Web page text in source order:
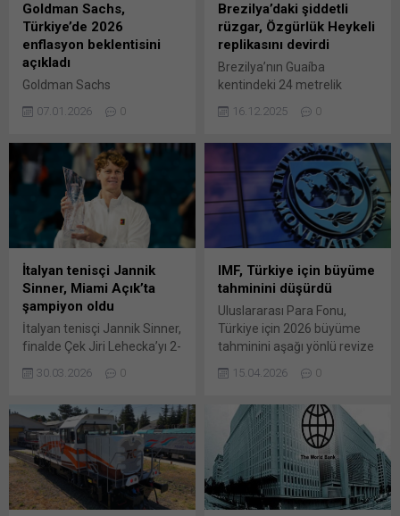
Goldman Sachs,
Türkiye’de 2026
enflasyon beklentisini
açıkladı
Goldman Sachs
ekonomistleri, Türkiye’de
manşet enflasyona ilişkin
açıklarken, çekirdek
enflasyon için konuşmanın
erken olduğuna da işaret
edildi. Goldman
ekonomistleri Clemens
Grafe ve Başak Edizgil’in
kaleme aldığı raporda, “Tüm
çekirdek enflasyon
göstergelerimiz,
temmuzdan beri ilk kez
aralık ayında kayda değer
şekilde zayıfladı” ifadelerini
kullandı. Ekonomistler,
07.01.2026 0
Brezilya’daki şiddetli
rüzgar, Özgürlük Heykeli
replikasını devirdi
Brezilya’nın Guaíba
kentindeki 24 metrelik
Özgürlük Heykeli replikası,
şiddetli rüzgârın etkisiyle
olayda can kaybı ya da
yaralanma yaşanmadı.
Brezilya’nın Rio Grande do
Sul eyaletine bağlı Guaíba
kentinde bulunan Özgürlük
Heykeli replikası, şiddetli
rüzgâr nedeniyle devrildi.
TASS’ın haberine göre, 24
metre yüksekliğindeki
heykel, kaidesiyle birlikte
toplam 35 metreye...
16.12.2025 0
İtalyan tenisçi Jannik
Sinner, Miami Açık’ta
şampiyon oldu
İtalyan tenisçi Jannik Sinner,
finalde Çek Jiri Lehecka’yı 2-
şampiyon oldu. Dünya
yaşındaki Sinner, finalde
karşılaştığı 21 numaralı
seribaşı Lehecka’yı 6-4’lük
setlerle mağlup etti. Sinner,
aynı yıl içinde ABD’deki iki
Masters turnuvası Indian
30.03.2026 0
IMF, Türkiye için büyüme
tahminini düşürdü
Uluslararası Para Fonu,
Türkiye için 2026 büyüme
tahminini aşağı yönlü revize
kalan enflasyonun kademeli
öngördü. Uluslararası Para
Fonu’nun (IMF) Nisan 2026
Dünya Ekonomik Görünüm
raporunda, Türkiye
ekonomisine ilişkin
değerlendirmelerde bulundu
15.04.2026 0